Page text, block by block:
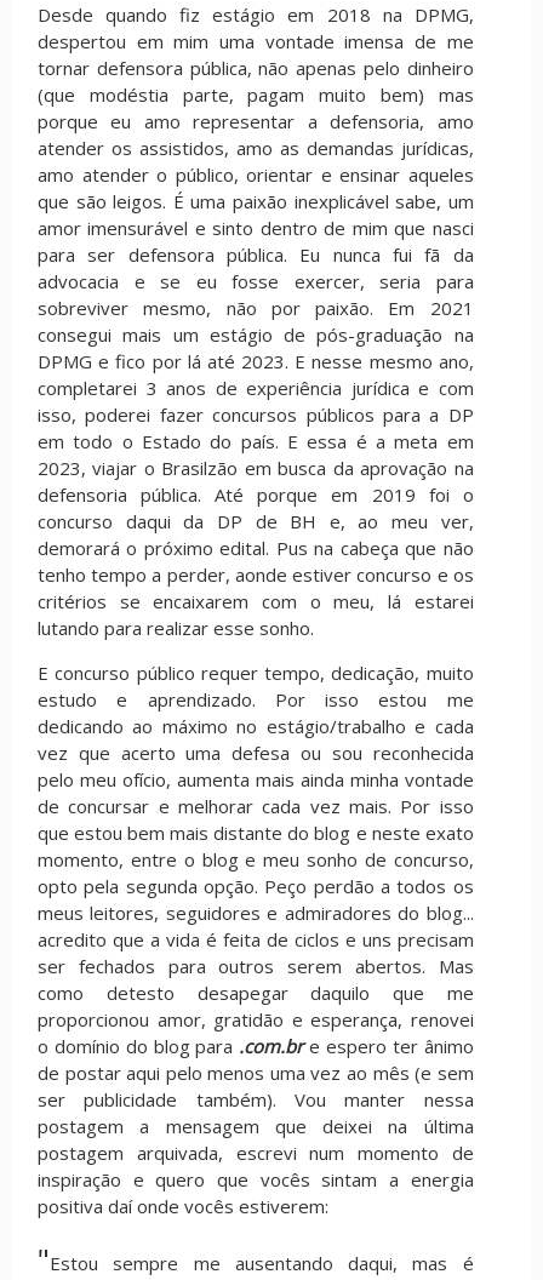
Desde quando fiz estágio em 2018 na DPMG,
despertou em mim uma vontade imensa de me
tornar defensora pública, não apenas pelo dinheiro
(que modéstia parte, pagam muito bem) mas
porque eu amo representar a defensoria, amo
atender os assistidos, amo as demandas jurídicas,
amo atender o público, orientar e ensinar aqueles
que são leigos. É uma paixão inexplicável sabe, um
amor imensurável e sinto dentro de mim que nasci
para ser defensora pública. Eu nunca fui fã da
advocacia e se eu fosse exercer, seria para
sobreviver mesmo, não por paixão. Em 2021
consegui mais um estágio de pós-graduação na
DPMG e fico por lá até 2023. E nesse mesmo ano,
completarei 3 anos de experiência jurídica e com
isso, poderei fazer concursos públicos para a DP
em todo o Estado do país. E essa é a meta em
2023, viajar o Brasilzão em busca da aprovação na
defensoria pública. Até porque em 2019 foi o
concurso daqui da DP de BH e, ao meu ver,
demorará o próximo edital. Pus na cabeça que não
tenho tempo a perder, aonde estiver concurso e os
critérios se encaixarem com o meu, lá estarei
lutando para realizar esse sonho.
E concurso público requer tempo, dedicação, muito
estudo e aprendizado. Por isso estou me
dedicando ao máximo no estágio/trabalho e cada
vez que acerto uma defesa ou sou reconhecida
pelo meu ofício, aumenta mais ainda minha vontade
de concursar e melhorar cada vez mais. Por isso
que estou bem mais distante do blog e neste exato
momento, entre o blog e meu sonho de concurso,
opto pela segunda opção. Peço perdão a todos os
meus leitores, seguidores e admiradores do blog...
acredito que a vida é feita de ciclos e uns precisam
ser fechados para outros serem abertos. Mas
como detesto desapegar daquilo que me
proporcionou amor, gratidão e esperança, renovei
o domínio do blog para .com.bre espero ter ânimo
de postar aqui pelo menos uma vez ao mês (e sem
ser publicidade também). Vou manter nessa
postagem a mensagem que deixei na última
postagem arquivada, escrevi num momento de
inspiração e quero que vocês sintam a energia
positiva daí onde vocês estiverem:
"Estou sempre me ausentando daqui, mas é